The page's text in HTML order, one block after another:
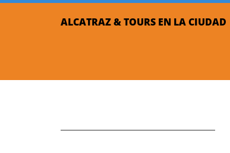
ALCATRAZ & TOURS EN LA CIUDAD